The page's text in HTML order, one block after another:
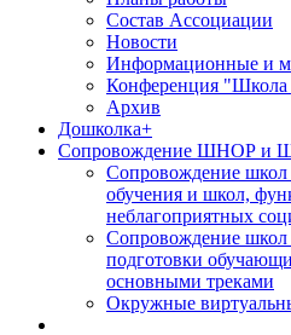
Состав Ассоциации
Новости
Информационные и
Конференция "Школа
Архив
Дошколка+
Сопровождение ШНОР и
Сопровождение школ
обучения и школ,
неблагоприятных
Сопровождение
подготовки
основными треками
Окружные